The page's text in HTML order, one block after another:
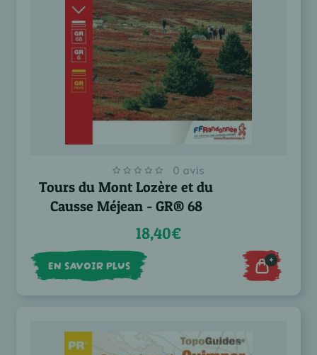
0 avis
Tours du Mont Lozère et du
Causse Méjean - GR® 68
18,40€
EN SAVOIR PLUS +